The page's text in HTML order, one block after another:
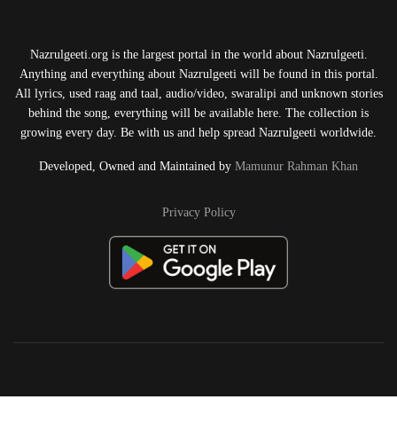
Nazrulgeeti.org is the largest portal in the world about Nazrulgeeti.
Anything and everything about Nazrulgeeti will be found in this portal.
All lyrics, used raag and taal, audio/video, swaralipi and unknown stories
behind the song, everything will be available here. The collection is
growing every day. Be with us and help spread Nazrulgeeti worldwide.
Developed, Owned and Maintained by Mamunur Rahman Khan
Privacy Policy